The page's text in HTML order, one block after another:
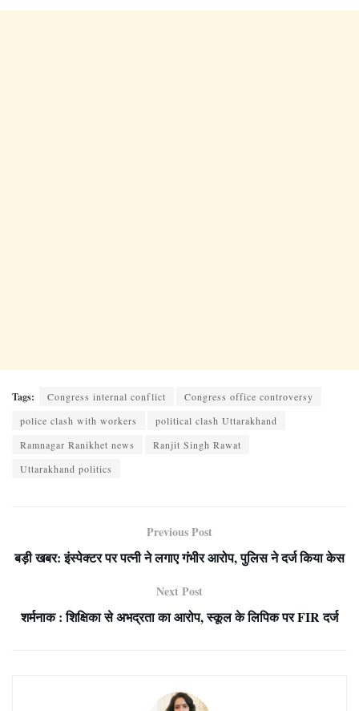
Tags: Congress internal conflict
Congress office controversy
police clash with workers
political clash Uttarakhand
Ramnagar Ranikhet news
Ranjit Singh Rawat
Uttarakhand politics
Previous Post
बड़ी खबर: इंस्पेक्टर पर पत्नी ने लगाए गंभीर आरोप, पुलिस ने दर्ज किया केस
Next Post
शर्मनाक : शिक्षिका से अभद्रता का आरोप, स्कूल के लिपिक पर FIR दर्ज